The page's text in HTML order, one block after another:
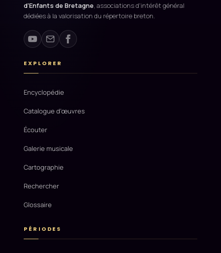
d'Enfants de Bretagne, associations d'intérêt général
dédiées à la valorisation du répertoire breton.
EXPLORER
Encyclopédie
Catalogue d'œuvres
Écouter
Galerie musicale
Cartographie
Rechercher
Glossaire
PÉRIODES